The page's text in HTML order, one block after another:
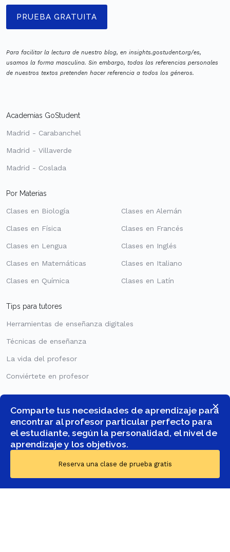
×
Comparte tus necesidades de aprendizaje para
encontrar al profesor particular perfecto para
el estudiante, según la personalidad, el nivel de
aprendizaje y los objetivos.
Reserva una clase de prueba gratis
PRUEBA GRATUITA
Para facilitar la lectura de nuestro blog, en insights.gostudent.org/es,
usamos la forma masculina. Sin embargo, todas las referencias personales
de nuestros textos pretenden hacer referencia a todos los géneros.
Academias GoStudent
Madrid - Carabanchel
Madrid - Villaverde
Madrid - Coslada
Por Materias
Clases en Biología
Clases en Física
Clases en Lengua
Clases en Matemáticas
Clases en Química
Clases en Alemán
Clases en Francés
Clases en Inglés
Clases en Italiano
Clases en Latín
Tips para tutores
Herramientas de enseñanza digitales
Técnicas de enseñanza
La vida del profesor
Conviértete en profesor
Qué hacemos
Reseñas GoStudent